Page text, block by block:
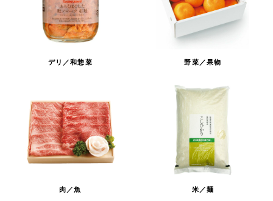
デリ／和惣菜 野菜／果物
肉／魚 米／麺